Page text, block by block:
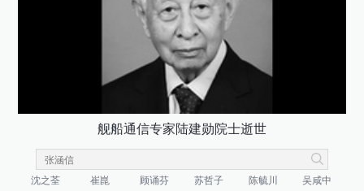
舰船通信专家陆建勋院士逝世
沈之荃 崔崑 顾诵芬 苏哲子 陈毓川
吴咸中